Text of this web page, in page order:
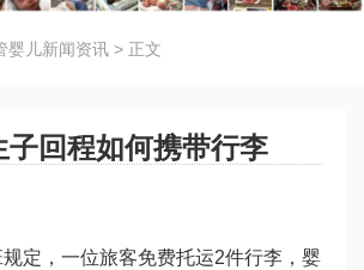
婴儿新闻资讯 > 正文
子回程如何携带行李
定，一位旅客免费托运2件行李，婴